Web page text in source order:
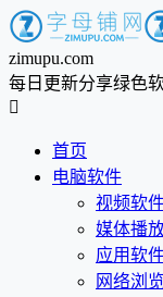
zimupu.com
每日更新分享绿色

首页
电脑软件
视频软
媒体播
应用软
网络浏览